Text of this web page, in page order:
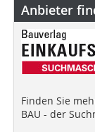
Anbieter
Finden Sie
BAU - der